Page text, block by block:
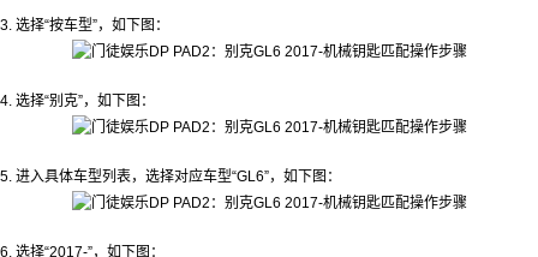
3. 选择“按车型”，如下图：
4. 选择“别克”，如下图：
5. 进入具体车型列表，选择对应车型“GL6”，如下图：
6. 选择“2017-”，如下图：